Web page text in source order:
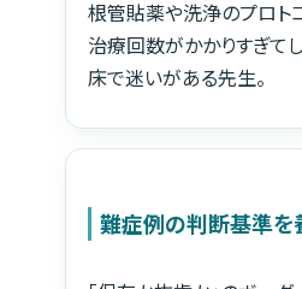
根管貼薬や洗浄のプロト
治療回数がかかりすぎて
床で迷いがある先生。
難症例の判断基準を